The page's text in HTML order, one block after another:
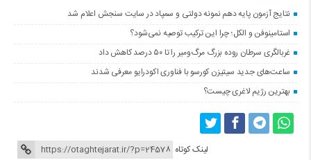
نتایج آزمون پایه دهم نمونه دولتی و سمپاد در سایت سنجش اعلام شد
استامینوفن و الکل؛ چرا این ترکیب توصیه نمی‌شود؟
غربالگری سرطان روده بزرگ مرگ‌ومیر را تا ۵۰ درصد کاهش داد
ساعت‌های جدید سیتیزن کورسو با فناوری اکودرایو معرفی شدند
بهترین رژیم لاغری چیست؟
لینک کوتاه